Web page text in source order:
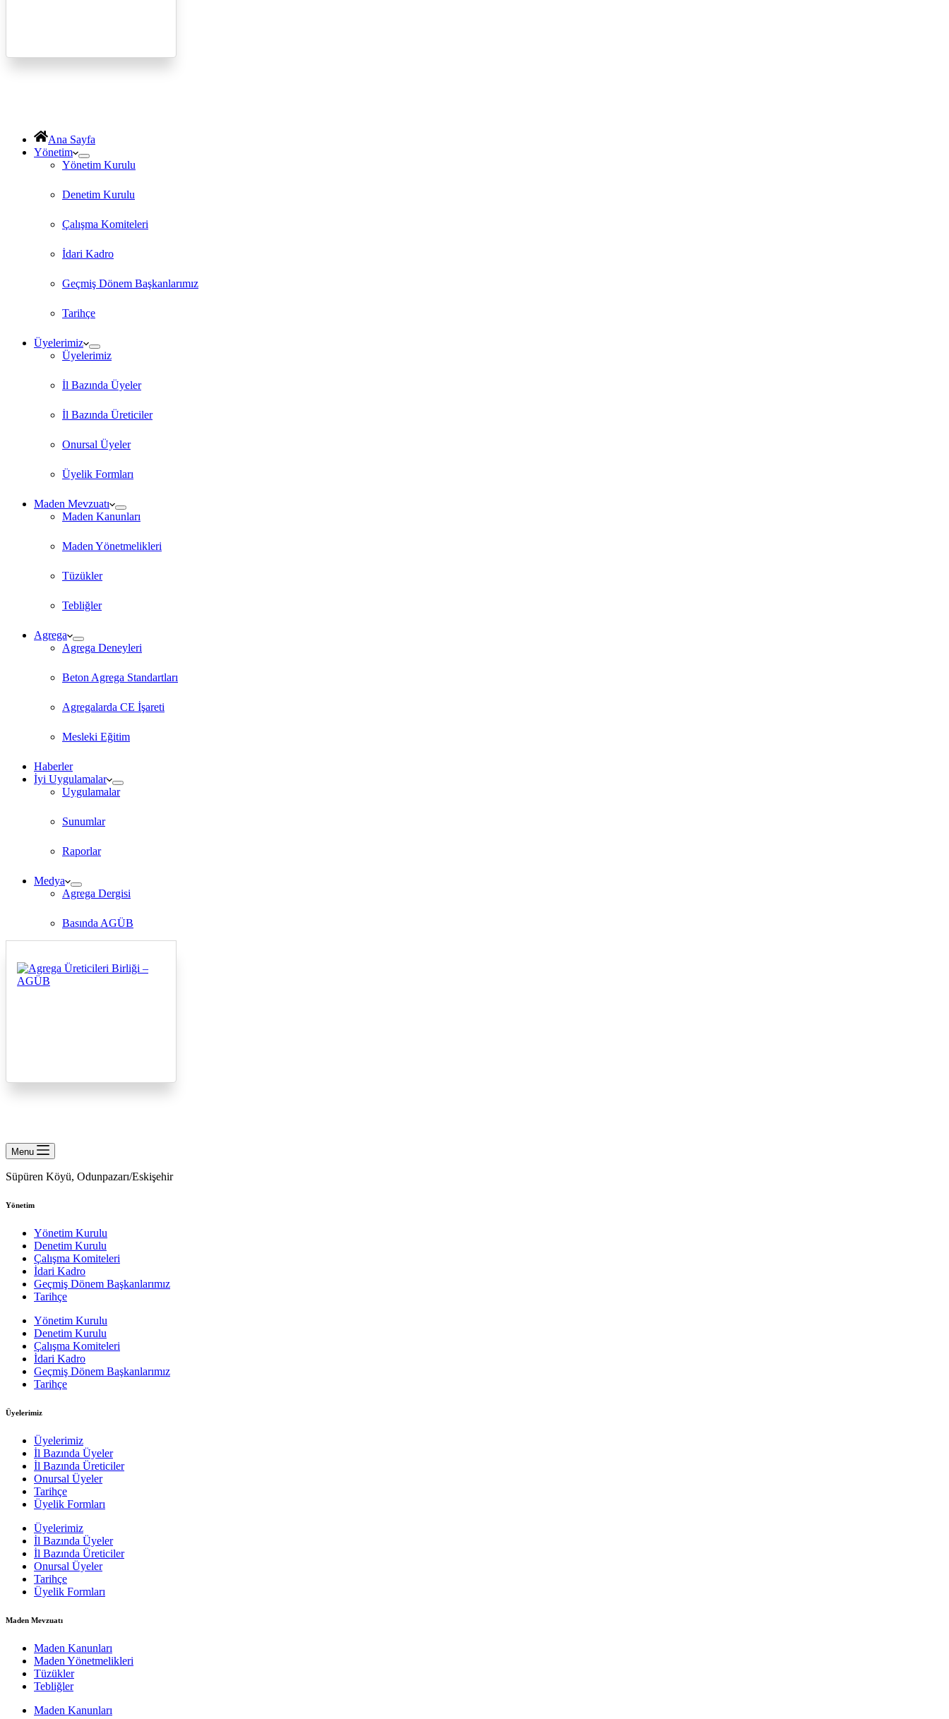
Ana Sayfa
Yönetim
Yönetim Kurulu
Denetim Kurulu
Çalışma Komiteleri
İdari Kadro
Geçmiş Dönem Başkanlarımız
Tarihçe
Üyelerimiz
Üyelerimiz
İl Bazında Üyeler
İl Bazında Üreticiler
Onursal Üyeler
Üyelik Formları
Maden Mevzuatı
Maden Kanunları
Maden Yönetmelikleri
Tüzükler
Tebliğler
Agrega
Agrega Deneyleri
Beton Agrega Standartları
Agregalarda CE İşareti
Mesleki Eğitim
Haberler
İyi Uygulamalar
Uygulamalar
Sunumlar
Raporlar
Medya
Agrega Dergisi
Basında AGÜB
İletişim
Menu
Süpüren Köyü, Odunpazarı/Eskişehir
Yönetim
Yönetim Kurulu
Denetim Kurulu
Çalışma Komiteleri
İdari Kadro
Geçmiş Dönem Başkanlarımız
Tarihçe
Yönetim Kurulu
Denetim Kurulu
Çalışma Komiteleri
İdari Kadro
Geçmiş Dönem Başkanlarımız
Tarihçe
Üyelerimiz
Üyelerimiz
İl Bazında Üyeler
İl Bazında Üreticiler
Onursal Üyeler
Tarihçe
Üyelik Formları
Üyelerimiz
İl Bazında Üyeler
İl Bazında Üreticiler
Onursal Üyeler
Tarihçe
Üyelik Formları
Maden Mevzuatı
Maden Kanunları
Maden Yönetmelikleri
Tüzükler
Tebliğler
Maden Kanunları